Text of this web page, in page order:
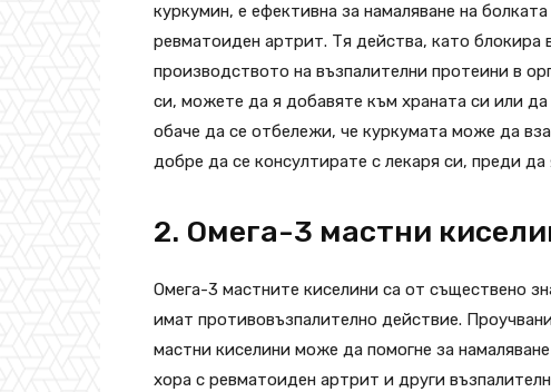
куркумин, е ефективна за намаляване на
ревматоиден артрит. Тя действа, като блокира
производството на възпалителни протеини в
си, можете да я добавяте към храната си или
обаче да се отбележи, че куркумата може да
добре да се консултирате с лекаря си, преди
2. Омега-3 мастни
Омега-3 мастните киселини са от съществено
имат противовъзпалително действие.
мастни киселини може да помогне за
хора с ревматоиден артрит и други